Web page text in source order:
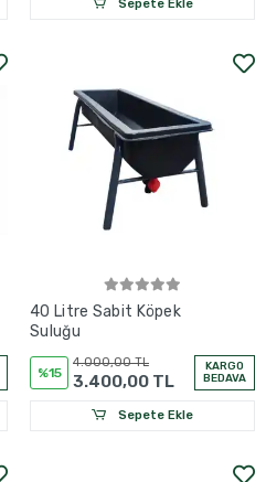
Sepete Ekle
40 Litre Sabit Köpek
Suluğu
%15
4.000,00 TL
3.400,00 TL
KARGO
BEDAVA
Sepete Ekle